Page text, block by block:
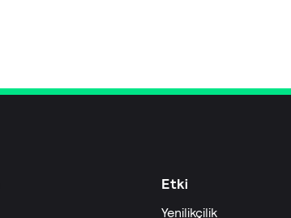
Etki
Yenilikçilik